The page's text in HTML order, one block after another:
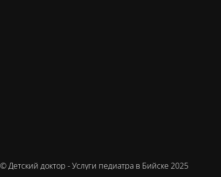
© Детский доктор - Услуги педиатра в Бийске 2025